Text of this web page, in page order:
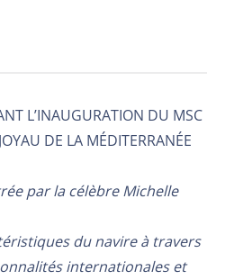
L’INAUGURATION DU MSC
DE LA MÉDITERRANÉE
par la célèbre Michelle
du navire à travers
internationales et